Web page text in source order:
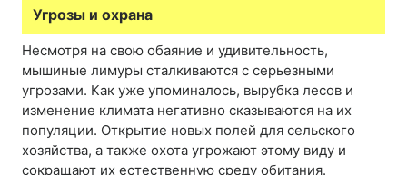
Угрозы и охрана
Несмотря на свою обаяние и удивительность,
мышиные лимуры сталкиваются с серьезными
угрозами. Как уже упоминалось, вырубка лесов и
изменение климата негативно сказываются на их
популяции. Открытие новых полей для сельского
хозяйства, а также охота угрожают этому виду и
сокращают их естественную среду обитания.